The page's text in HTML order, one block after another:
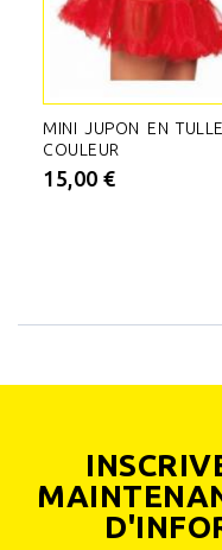
MINI JUPON EN
COULEUR
15,00 €